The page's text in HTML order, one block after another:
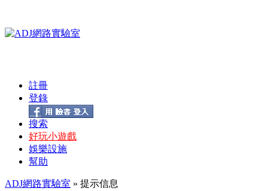
註冊
登錄
搜索
好玩小遊戲
娛樂設施
幫助
ADJ網路實驗室 » 提示信息